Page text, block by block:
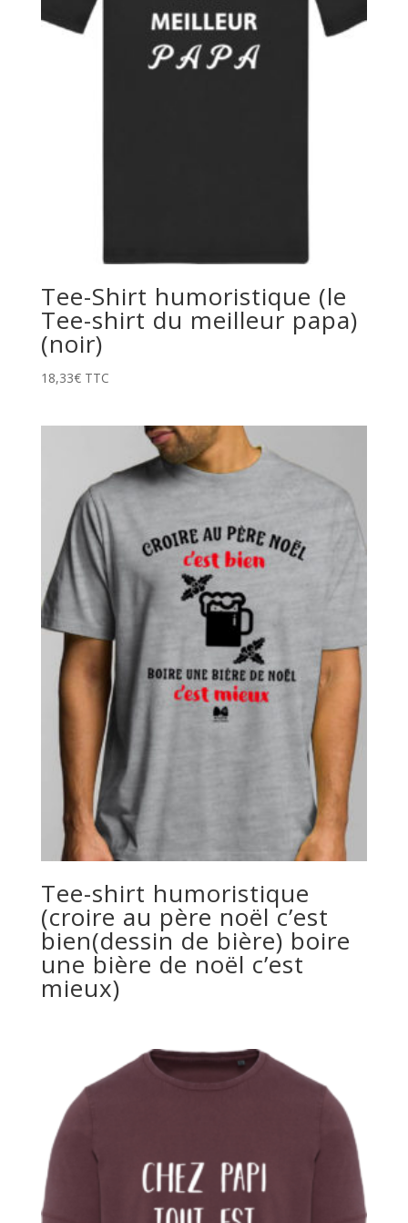
Tee-Shirt humoristique (le
Tee-shirt du meilleur papa)
(noir)
18,33€ TTC
Tee-shirt humoristique
(croire au père noël c’est
bien(dessin de bière) boire
une bière de noël c’est
mieux)